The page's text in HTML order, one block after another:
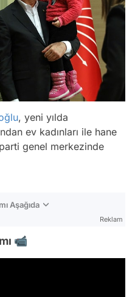
, yeni yılda
ev kadınları ile hane
genel merkezinde
Aşağıda
Reklam
📹